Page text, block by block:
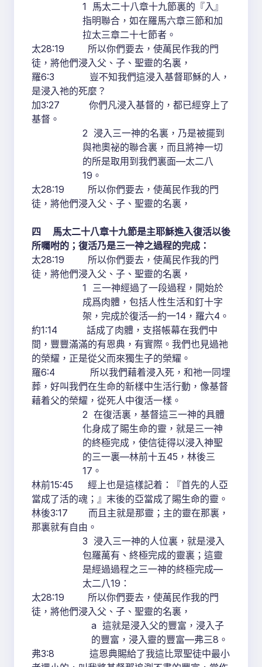
1 馬太二十八章十九節裏的『入』
指明聯合，如在羅馬六章三節和加
拉太三章二十七節者。
太28:19 所以你們要去，使萬民作我的門
徒，將他們浸入父、子、聖靈的名裏，
羅6:3 豈不知我們這浸入基督耶穌的人，
是浸入祂的死麼？
加3:27 你們凡浸入基督的，都已經穿上了
基督。
2 浸入三一神的名裏，乃是被擺到
與祂奧祕的聯合裏，而且將神一切
的所是取用到我們裏面—太二八
19。
太28:19 所以你們要去，使萬民作我的門
徒，將他們浸入父、子、聖靈的名裏，
四 馬太二十八章十九節是主耶穌進入復活以後
所囑咐的；復活乃是三一神之過程的完成：
太28:19 所以你們要去，使萬民作我的門
徒，將他們浸入父、子、聖靈的名裏，
1 三一神經過了一段過程，開始於
成爲肉體，包括人性生活和釘十字
架，完成於復活—約一14，羅六4。
約1:14 話成了肉體，支搭帳幕在我們中
間，豐豐滿滿的有恩典，有實際。我們也見過祂
的榮耀，正是從父而來獨生子的榮耀。
羅6:4 所以我們藉着浸入死，和祂一同埋
葬，好叫我們在生命的新樣中生活行動，像基督
藉着父的榮耀，從死人中復活一樣。
2 在復活裏，基督這三一神的具體
化身成了賜生命的靈，就是三一神
的終極完成，使信徒得以浸入神聖
的三一裏—林前十五45，林後三
17。
林前15:45 經上也是這樣記着：『首先的人亞
當成了活的魂；』末後的亞當成了賜生命的靈。
林後3:17 而且主就是那靈；主的靈在那裏，
那裏就有自由。
3 浸入三一神的人位裏，就是浸入
包羅萬有、終極完成的靈裏；這靈
是經過過程之三一神的終極完成—
太二八19：
太28:19 所以你們要去，使萬民作我的門
徒，將他們浸入父、子、聖靈的名裏，
a 這就是浸入父的豐富，浸入子
的豐富，浸入靈的豐富—弗三8。
弗3:8 這恩典賜給了我這比眾聖徒中最小